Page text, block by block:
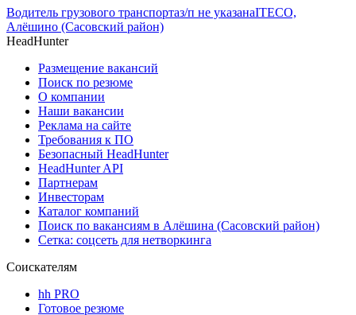
Водитель грузового транспортаз/п не указанаITECO,
Алёшино (Сасовский район)
HeadHunter
Размещение вакансий
Поиск по резюме
О компании
Наши вакансии
Реклама на сайте
Требования к ПО
Безопасный HeadHunter
HeadHunter API
Партнерам
Инвесторам
Каталог компаний
Поиск по вакансиям в Алёшина (Сасовский район)
Сетка: соцсеть для нетворкинга
Соискателям
hh PRO
Готовое резюме